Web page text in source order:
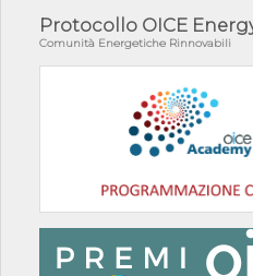
Protocollo OICE
Comunità Energetiche Rinnovabili